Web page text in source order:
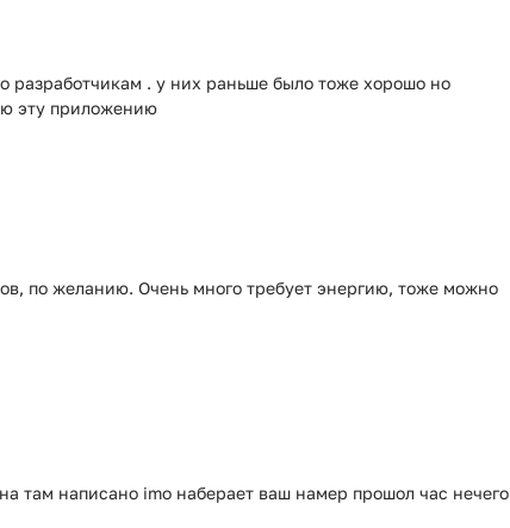
разработчикам . у них раньше было тоже хорошо но
эту приложению
по желанию. Очень много требует энергию, тоже можно
там написано imo наберает ваш намер прошол час нечего